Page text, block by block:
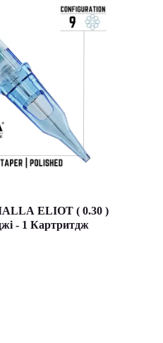
ELIOT ( 0.30 )
- 1 Картритдж